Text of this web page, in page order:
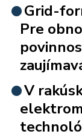
Grid-
Pre
V